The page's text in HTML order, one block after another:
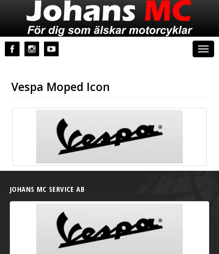
Vespa Moped Icon
JOHANS MC SERVICE AB